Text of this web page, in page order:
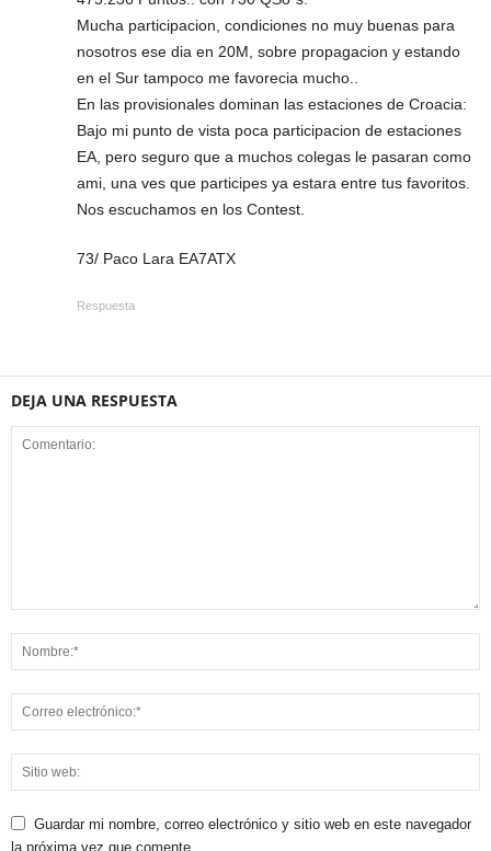
Mucha participacion, condiciones no muy buenas para
nosotros ese dia en 20M, sobre propagacion y estando
en el Sur tampoco me favorecia mucho..
En las provisionales dominan las estaciones de Croacia:
Bajo mi punto de vista poca participacion de estaciones
EA, pero seguro que a muchos colegas le pasaran como
ami, una ves que participes ya estara entre tus favoritos.
Nos escuchamos en los Contest.
73/ Paco Lara EA7ATX
Respuesta
DEJA UNA RESPUESTA
Guardar mi nombre, correo electrónico y sitio web en este navegador
la próxima vez que comente.